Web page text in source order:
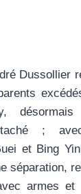
Dussollier
désormais
;
et Bing
séparation,
armes et